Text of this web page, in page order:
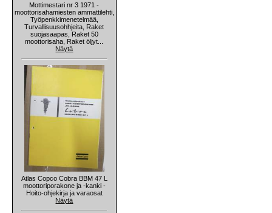
Mottimestari nr 3 1971 -
moottorisahamiesten ammattilehti,
Työpenkkimenetelmää,
Turvallisuusohhjeita, Raket
suojasaapas, Raket 50
moottorisaha, Raket öljyt...
Näytä
Atlas Copco Cobra BBM 47 L
moottoriporakone ja -kanki -
Hoito-ohjekirja ja varaosat
Näytä